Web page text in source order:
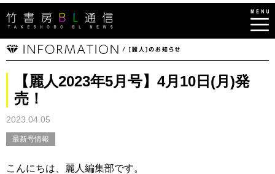
【麗人2023年5月号】4月10日(月)発
売！
2023.04.05
最新号情報
こんにちは、麗人編集部です。